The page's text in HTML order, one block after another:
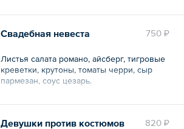
Общий вес – 260 г
750 ₽
Свадебная невеста
Листья салата романо, айсберг, тигровые
креветки, крутоны, томаты черри, сыр
пармезан, соус цезарь.
Общий вес – 220 г
820 ₽
Девушки против костюмов